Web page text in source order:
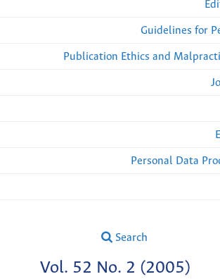
Guidelines for
Publication Ethics and
Personal Data
Search
Vol. 52 No. 2 (2005)